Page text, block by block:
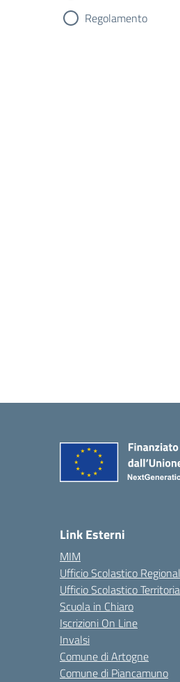
Regolamento
Link Esterni
MIM
Ufficio Scolastico
Ufficio Scolastico
Scuola in Chiaro
Iscrizioni On Line
Invalsi
Comune di Artogne
Comune di Piancamuno